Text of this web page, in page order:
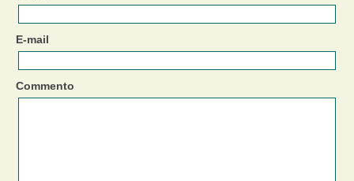
E-mail
Commento